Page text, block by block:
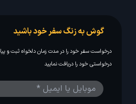
گوش به زنگ سفر خود باشید
درخواست سفر خود را در مدت زمان دلخواه ثبت و
درخواستی خود را دریافت نمایید